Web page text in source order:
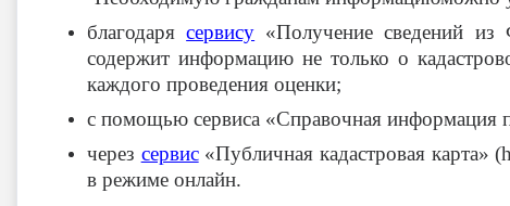
благодарясервису «Получение сведений из
содержит информацию не только о
каждого проведения оценки;
с помощью сервиса «Справочная информация
через сервис«Публичная кадастровая карта»
в режиме онлайн.